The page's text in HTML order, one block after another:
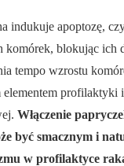
indukuje apoptozę,
komórek, blokując ich
tempo wzrostu
profilaktyki
Włączenie
być smacznym i
w profilaktyce